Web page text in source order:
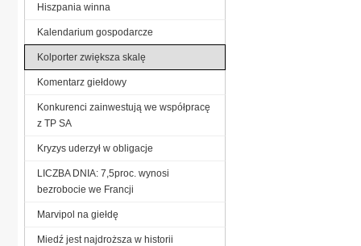
Hiszpania winna
Kalendarium gospodarcze
Kolporter zwiększa skalę
Komentarz giełdowy
Konkurenci zainwestują we współpracę
z TP SA
Kryzys uderzył w obligacje
LICZBA DNIA: 7,5proc. wynosi
bezrobocie we Francji
Marvipol na giełdę
Miedź jest najdroższa w historii